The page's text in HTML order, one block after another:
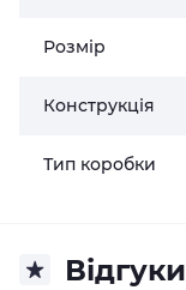
Розмір
Конструкція
Тип коробки
Відгуки